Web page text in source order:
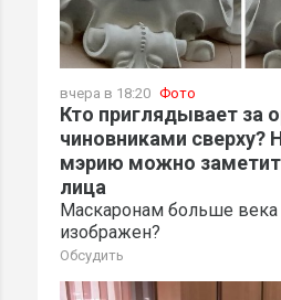
вчера в 18:20 Фото
Кто приглядывает за
чиновниками сверху?
мэрию можно
лица
Маскаронам больше века
изображен?
Обсудить